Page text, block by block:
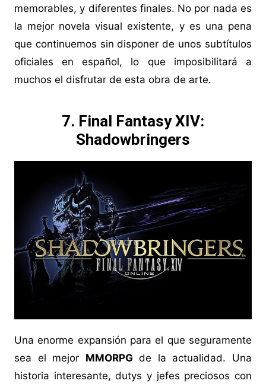
memorables, y diferentes finales. No por nada es
la mejor novela visual existente, y es una pena
que continuemos sin disponer de unos subtítulos
oficiales en español, lo que imposibilitará a
muchos el disfrutar de esta obra de arte.
7. Final Fantasy XIV:
Shadowbringers
Una enorme expansión para el que seguramente
sea el mejor MMORPG de la actualidad. Una
historia interesante, dutys y jefes preciosos con